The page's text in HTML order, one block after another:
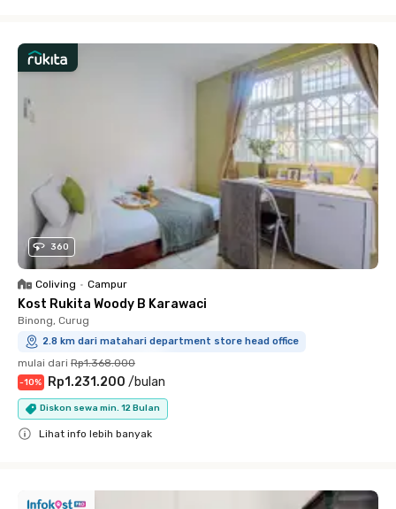
360
Coliving • Campur
Kost Rukita Woody B Karawaci
Binong, Curug
2.8 km dari matahari department store head office
mulai dari Rp1.368.000
-10% Rp1.231.200 /bulan
Diskon sewa min. 12 Bulan
Lihat info lebih banyak